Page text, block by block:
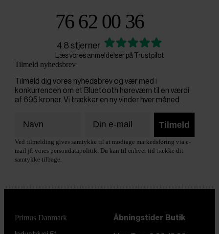
76 62 00 36
4.8 stjerner
Læs vores anmeldelser på Trustpilot
Tilmeld nyhedsbrev
Tilmeld dig vores nyhedsbrev og vær med i
konkurrencen om et Bluetooth høreværn til en værdi
af 695 kroner. Vi trækker en ny vinder hver måned.
Tilmeld
Ved tilmelding gives samtykke til at modtage markedsføring via e-
mail jf. vores persondatapolitik. Du kan til enhver tid trække dit
samtykke tilbage.
Primus Danmark Åbningstider Butik